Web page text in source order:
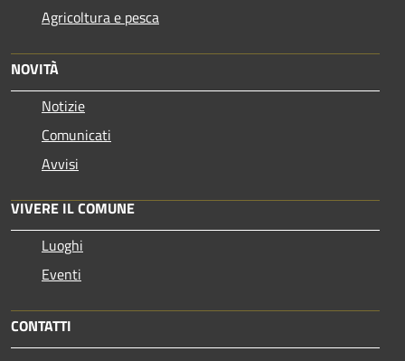
Agricoltura e pesca
NOVITÀ
Notizie
Comunicati
Avvisi
VIVERE IL COMUNE
Luoghi
Eventi
CONTATTI